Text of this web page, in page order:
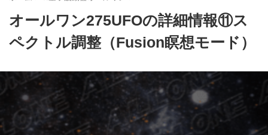
オールワン275UFOの詳細情報⑪ス
ペクトル調整（Fusion瞑想モード）